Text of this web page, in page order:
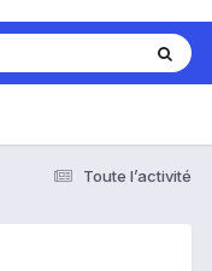
Toute l’activité